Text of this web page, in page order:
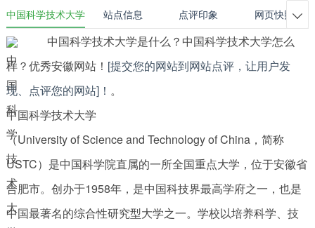
中国科学技术大学 站点信息 点评印象 网页快照
中国科学技术大学是什么？中国科学技术大学怎么
样？优秀安徽网站！ [提交您的网站到网站点评，让用户发
现、点评您的网站]！ 。
中国科学技术大学
（University of Science and Technology of China，简称
USTC）是中国科学院直属的一所全国重点大学，位于安徽省
合肥市。创办于1958年，是中国科技界最高学府之一，也是
中国最著名的综合性研究型大学之一。学校以培养科学、技